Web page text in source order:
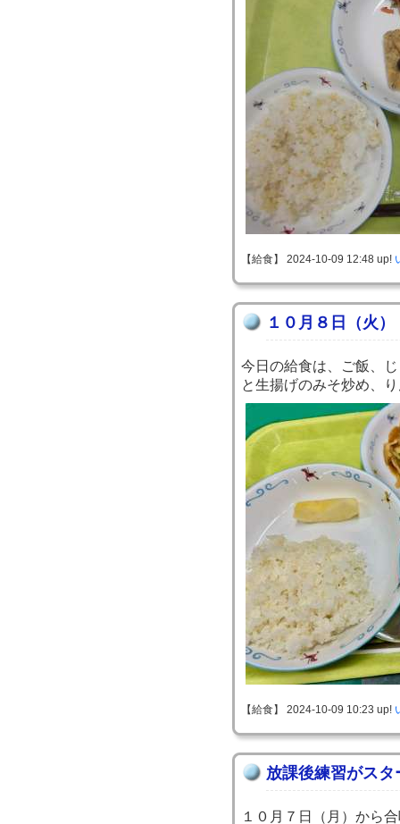
【給食】 2024-10-09 12:48 up!
１０月８日（火）
今日の給食は、ご飯、
と生揚げのみそ炒め、
【給食】 2024-10-09 10:23 up!
放課後練習がスタ
１０月７日（月）から